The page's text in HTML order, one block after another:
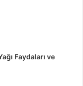
Faydaları ve